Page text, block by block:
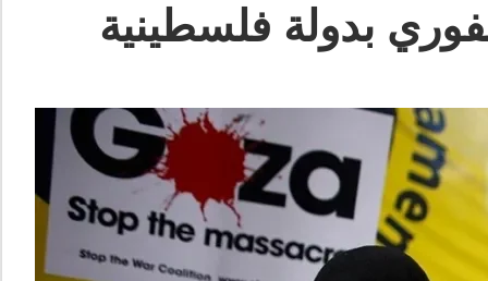
بدولة فلسطينية